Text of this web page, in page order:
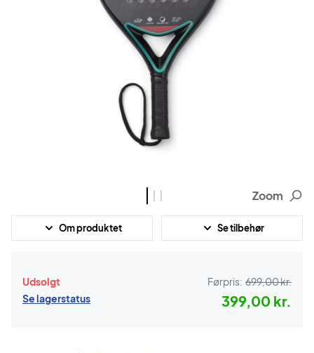
Zoom
Om produktet Se tilbehør
Udsolgt
Se lagerstatus
Førpris: 699,00 kr.
399,00 kr.